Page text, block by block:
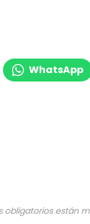
WhatsApp
obligatorios están